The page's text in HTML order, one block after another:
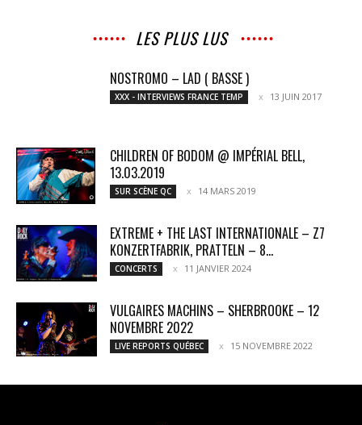
LES PLUS LUS
NOSTROMO – LAD ( BASSE )
XXX - INTERVIEWS FRANCE TEMP 13 JUIN 2017
CHILDREN OF BODOM @ IMPÉRIAL BELL,
13.03.2019
SUR SCÈNE QC 14 MARS 2019
EXTREME + THE LAST INTERNATIONALE – Z7
KONZERTFABRIK, PRATTELN – 8...
CONCERTS 11 JANVIER 2024
VULGAIRES MACHINS – SHERBROOKE – 12
NOVEMBRE 2022
LIVE REPORTS QUÉBEC 15 NOVEMBRE 2022